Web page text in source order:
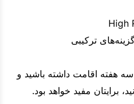
هفته اقامت داشته باشید و
برایتان مفید خواهد بود.